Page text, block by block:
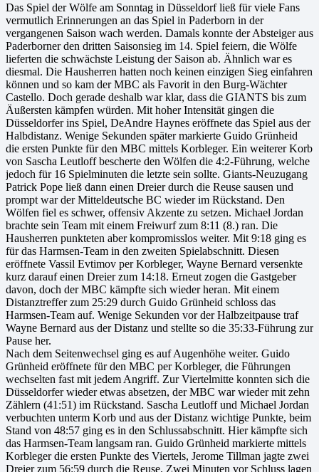
Das Spiel der Wölfe am Sonntag in Düsseldorf ließ für viele Fans
vermutlich Erinnerungen an das Spiel in Paderborn in der
vergangenen Saison wach werden. Damals konnte der Absteiger aus
Paderborner den dritten Saisonsieg im 14. Spiel feiern, die Wölfe
lieferten die schwächste Leistung der Saison ab. Ähnlich war es
diesmal. Die Hausherren hatten noch keinen einzigen Sieg einfahren
können und so kam der MBC als Favorit in den Burg-Wächter
Castello. Doch gerade deshalb war klar, dass die GIANTS bis zum
Äußersten kämpfen würden. Mit hoher Intensität gingen die
Düsseldorfer ins Spiel, DeAndre Haynes eröffnete das Spiel aus der
Halbdistanz. Wenige Sekunden später markierte Guido Grünheid
die ersten Punkte für den MBC mittels Korbleger. Ein weiterer Korb
von Sascha Leutloff bescherte den Wölfen die 4:2-Führung, welche
jedoch für 16 Spielminuten die letzte sein sollte. Giants-Neuzugang
Patrick Pope ließ dann einen Dreier durch die Reuse sausen und
prompt war der Mitteldeutsche BC wieder im Rückstand. Den
Wölfen fiel es schwer, offensiv Akzente zu setzen. Michael Jordan
brachte sein Team mit einem Freiwurf zum 8:11 (8.) ran. Die
Hausherren punkteten aber kompromisslos weiter. Mit 9:18 ging es
für das Harmsen-Team in den zweiten Spielabschnitt. Diesen
eröffnete Vassil Evtimov per Korbleger, Wayne Bernard versenkte
kurz darauf einen Dreier zum 14:18. Erneut zogen die Gastgeber
davon, doch der MBC kämpfte sich wieder heran. Mit einem
Distanztreffer zum 25:29 durch Guido Grünheid schloss das
Harmsen-Team auf. Wenige Sekunden vor der Halbzeitpause traf
Wayne Bernard aus der Distanz und stellte so die 35:33-Führung zur
Pause her.
Nach dem Seitenwechsel ging es auf Augenhöhe weiter. Guido
Grünheid eröffnete für den MBC per Korbleger, die Führungen
wechselten fast mit jedem Angriff. Zur Viertelmitte konnten sich die
Düsseldorfer wieder etwas absetzen, der MBC war wieder mit zehn
Zählern (41:51) im Rückstand. Sascha Leutloff und Michael Jordan
verbuchten unterm Korb und aus der Distanz wichtige Punkte, beim
Stand von 48:57 ging es in den Schlussabschnitt. Hier kämpfte sich
das Harmsen-Team langsam ran. Guido Grünheid markierte mittels
Korbleger die ersten Punkte des Viertels, Jerome Tillman jagte zwei
Dreier zum 56:59 durch die Reuse. Zwei Minuten vor Schluss lagen